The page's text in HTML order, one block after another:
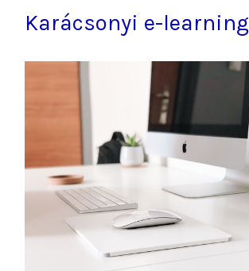
Karácsonyi e-learning